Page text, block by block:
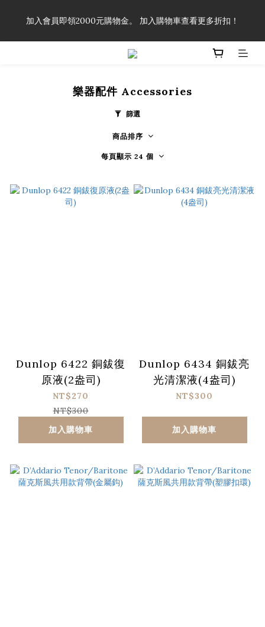
享有弦線、配件終生89折優惠！
加入會員即領2000元購物金。 加入購物車查看更多折扣！
「一生弦命！」單筆購買弦線、配件滿$999（不含運費），即可
樂器配件 Ac­cessor­ies
篩選
商品排序
每頁顯示 24 個
Dunlop 6422 銅鈸復
原液(2盎司)
NT$270
NT$300
加入購物車
Dunlop 6434 銅鈸亮
光清潔液(4盎司)
NT$300
加入購物車